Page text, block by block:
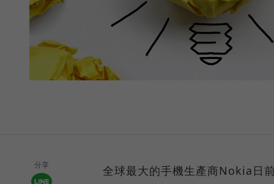
分享
全球最大的手機生產商Nokia日